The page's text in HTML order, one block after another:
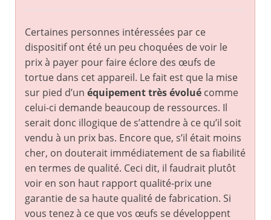
Certaines personnes intéressées par ce
dispositif ont été un peu choquées de voir le
prix à payer pour faire éclore des œufs de
tortue dans cet appareil. Le fait est que la mise
sur pied d’un équipement très évolué comme
celui-ci demande beaucoup de ressources. Il
serait donc illogique de s’attendre à ce qu’il soit
vendu à un prix bas. Encore que, s’il était moins
cher, on douterait immédiatement de sa fiabilité
en termes de qualité. Ceci dit, il faudrait plutôt
voir en son haut rapport qualité-prix une
garantie de sa haute qualité de fabrication. Si
vous tenez à ce que vos œufs se développent